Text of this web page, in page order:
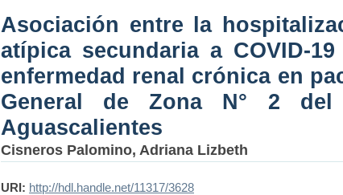
Asociación entre la
atípica secundaria a COVID-
enfermedad renal crónica en
General de Zona N° 2 del
Aguascalientes
Cisneros Palomino, Adriana Lizbeth
URI: http://hdl.handle.net/11317/3628